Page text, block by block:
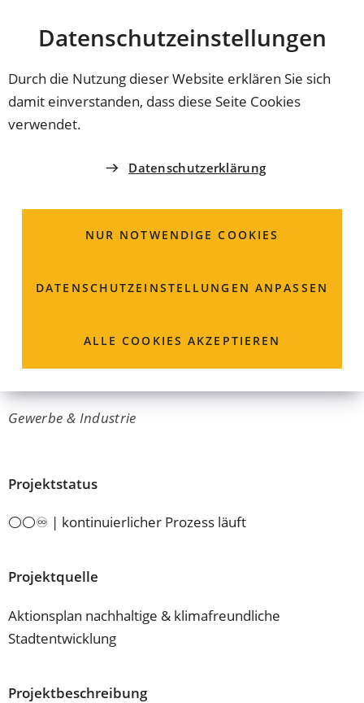
Datenschutz­einstellungen
Durch die Nutzung dieser Website erklären Sie sich
damit einverstanden, dass diese Seite Cookies
verwendet.
Datenschutzerklärung
NUR NOTWENDIGE COOKIES
DATENSCHUTZ­EINSTELLUNGEN ANPASSEN
ALLE COOKIES AKZEPTIEREN
INHALT ANSPRINGEN
Coburg
Gewerbliches
Leerstandskataster
Gewerbe & Industrie
Projektstatus
⚪⚪♾️ | kontinuierlicher Prozess läuft
Projektquelle
Aktionsplan nachhaltige & klimafreundliche
Stadtentwicklung
Projektbeschreibung